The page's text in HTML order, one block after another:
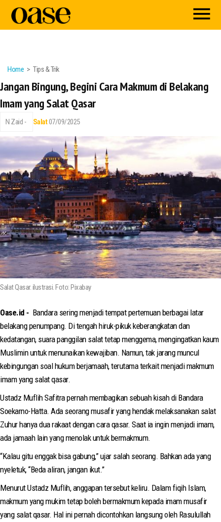
Home Tips & Trik
Jangan Bingung, Begini Cara Makmum di Belakang
Imam yang Salat Qasar
N Zaid - Salat07/09/2025
Salat Qasar. ilustrasi. Foto: Pixabay
Oase.id - Bandara sering menjadi tempat pertemuan berbagai latar
belakang penumpang. Di tengah hiruk-pikuk keberangkatan dan
kedatangan, suara panggilan salat tetap menggema, mengingatkan kaum
Muslimin untuk menunaikan kewajiban. Namun, tak jarang muncul
kebingungan soal hukum berjamaah, terutama terkait menjadi makmum
imam yang salat qasar.
Ustadz Muflih Safitra pernah membagikan sebuah kisah di Bandara
Soekarno-Hatta. Ada seorang musafir yang hendak melaksanakan salat
Zuhur hanya dua rakaat dengan cara qasar. Saat ia ingin menjadi imam,
ada jamaah lain yang menolak untuk bermakmum.
“Kalau gitu enggak bisa gabung,” ujar salah seorang. Bahkan ada yang
nyeletuk, “Beda aliran, jangan ikut.”
Menurut Ustadz Muflih, anggapan tersebut keliru. Dalam fiqih Islam,
makmum yang mukim tetap boleh bermakmum kepada imam musafir
yang salat qasar. Hal ini pernah dicontohkan langsung oleh Rasulullah